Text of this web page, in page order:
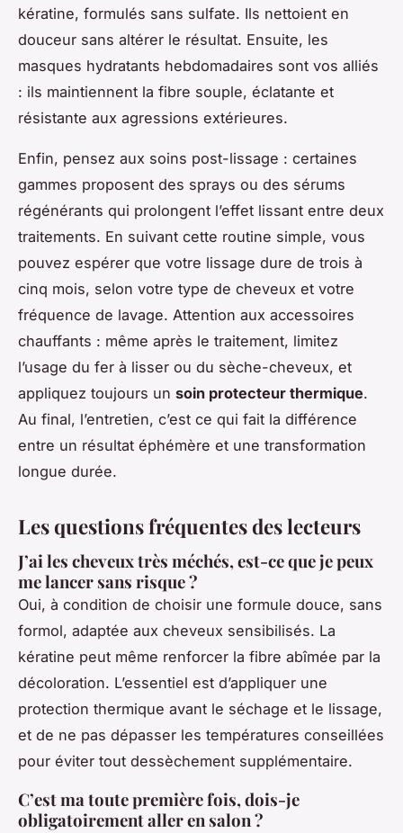
kératine, formulés sans sulfate. Ils nettoient en
douceur sans altérer le résultat. Ensuite, les
masques hydratants hebdomadaires sont vos alliés
: ils maintiennent la fibre souple, éclatante et
résistante aux agressions extérieures.
Enfin, pensez aux soins post-lissage : certaines
gammes proposent des sprays ou des sérums
régénérants qui prolongent l’effet lissant entre deux
traitements. En suivant cette routine simple, vous
pouvez espérer que votre lissage dure de trois à
cinq mois, selon votre type de cheveux et votre
fréquence de lavage. Attention aux accessoires
chauffants : même après le traitement, limitez
l’usage du fer à lisser ou du sèche-cheveux, et
appliquez toujours un soin protecteur thermique.
Au final, l’entretien, c’est ce qui fait la différence
entre un résultat éphémère et une transformation
longue durée.
Les questions fréquentes des lecteurs
J’ai les cheveux très méchés, est-ce que je peux
me lancer sans risque ?
Oui, à condition de choisir une formule douce, sans
formol, adaptée aux cheveux sensibilisés. La
kératine peut même renforcer la fibre abîmée par la
décoloration. L’essentiel est d’appliquer une
protection thermique avant le séchage et le lissage,
et de ne pas dépasser les températures conseillées
pour éviter tout dessèchement supplémentaire.
C’est ma toute première fois, dois-je
obligatoirement aller en salon ?